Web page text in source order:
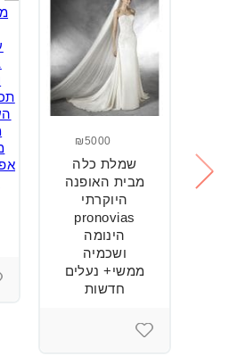
₪5000
שמלת כלה
מבית האופנה
היוקרתי
pronovias
הינומה
ושכמיה
ממשי+ נעלים
חדשות